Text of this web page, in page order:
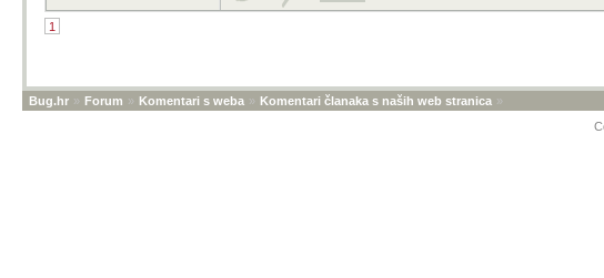
1
Bug.hr » Forum » Komentari s weba » Komentari članaka s naših web stranica »